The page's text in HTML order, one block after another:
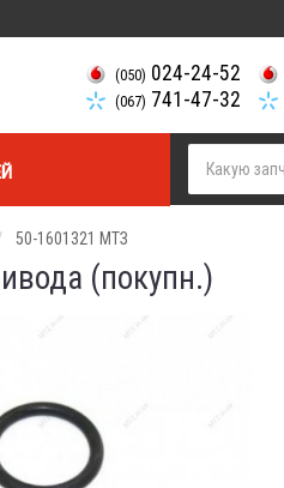
(050) 024-24-52
(067) 741-47-32
50-1601321 МТЗ
(покупн.)